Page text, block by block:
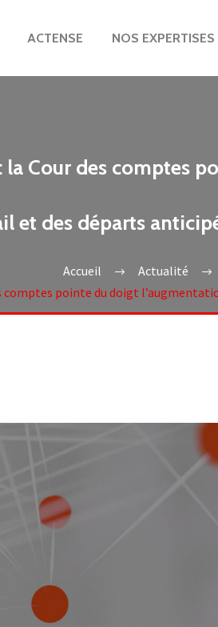
ACTENSE NOS EXPERTISES
Cour des comptes
et des départs
Accueil
Actualité
comptes pointe du doigt